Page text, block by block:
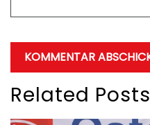
Related Posts